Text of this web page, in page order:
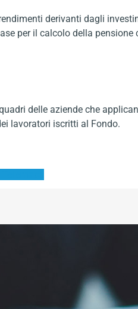
derivanti dagli
per il calcolo della pensione
delle aziende che
lavoratori iscritti al Fondo.